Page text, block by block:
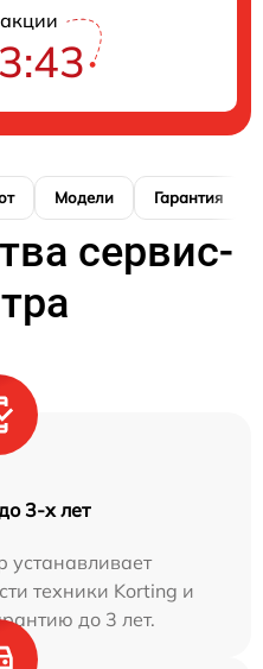
Модели Гарантия
сервис-
3-х лет
устанавливает
техники Korting и
до 3 лет.